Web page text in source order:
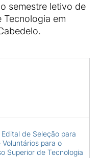
semestre letivo de
Tecnologia em
de Seleção para
para o
Superior de Tecnologia